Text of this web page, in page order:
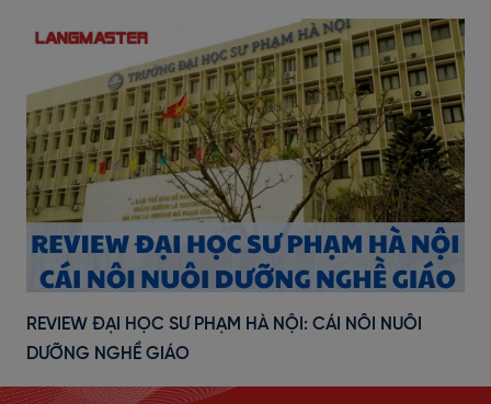
REVIEW ĐẠI HỌC SƯ PHẠM HÀ NỘI: CÁI NÔI NUÔI
DƯỠNG NGHỀ GIÁO